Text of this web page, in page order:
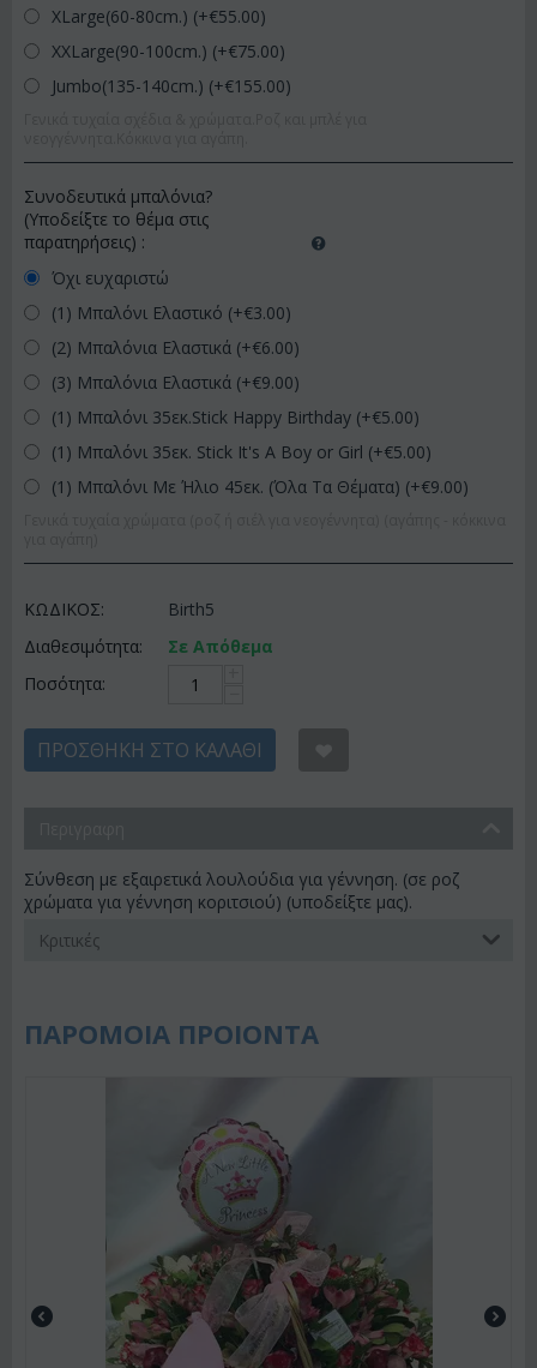
XLarge(60-80cm.) (+€55.00)
XXLarge(90-100cm.) (+€75.00)
Jumbo(135-140cm.) (+€155.00)
Συνοδευτικά μπαλόνια?
(Υποδείξτε το θέμα στις
παρατηρήσεις) :
Όχι ευχαριστώ
(1) Μπαλόνι Ελαστικό (+€3.00)
(2) Μπαλόνια Ελαστικά (+€6.00)
(3) Μπαλόνια Ελαστικά (+€9.00)
(1) Μπαλόνι 35εκ.Stick Happy Birthday (+€5.00)
(1) Μπαλόνι 35εκ. Stick It's A Boy or Girl (+€5.00)
(1) Μπαλόνι Με Ήλιο 45εκ. (Όλα Τα Θέματα) (+€9.00)
ΚΩΔΙΚΟΣ:
Birth5
Διαθεσιμότητα:
Σε Απόθεμα
Ποσότητα:
ΠΡΟΣΘΉΚΗ ΣΤΟ ΚΑΛΆΘΙ
Σύνθεση με εξαιρετικά λουλούδια για γέννηση. (σε ροζ
χρώματα για γέννηση κοριτσιού) (υποδείξτε μας).
Κριτικές
ΠΑΡΟΜΟΙΑ ΠΡΟΙΟΝΤΑ